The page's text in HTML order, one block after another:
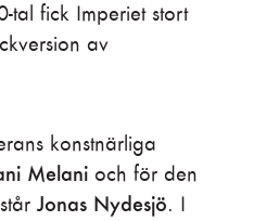
tal fick Imperiet stort
av
konstnärliga
Melani och för den
Jonas Nydesjö. I